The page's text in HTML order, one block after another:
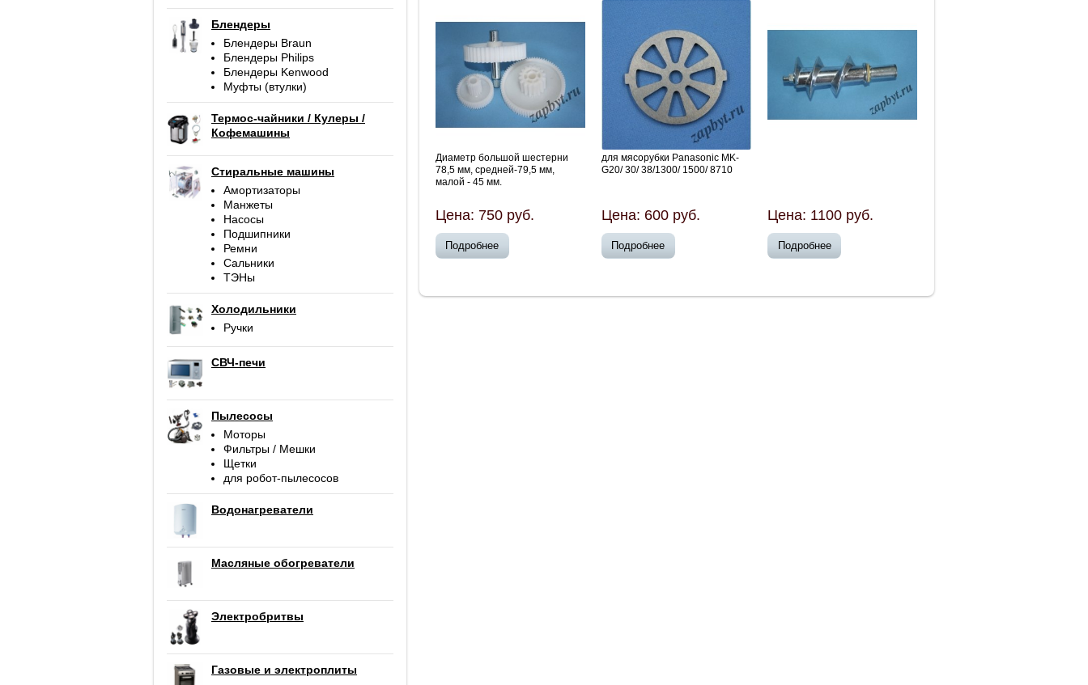
Блендеры
Блендеры Braun
Блендеры Philips
Блендеры Kenwood
Муфты (втулки)
Термос-чайники / Кулеры /
Кофемашины
Стиральные машины
Амортизаторы
Манжеты
Насосы
Подшипники
Ремни
Сальники
ТЭНы
Холодильники
Ручки
СВЧ-печи
Пылесосы
Моторы
Фильтры / Мешки
Щетки
для робот-пылесосов
Водонагреватели
Масляные обогреватели
Электробритвы
Газовые и электроплиты
Диаметр большой шестерни
78,5 мм, средней-79,5 мм,
малой - 45 мм.
Цена: 750 руб.
Подробнее
для мясорубки Panasonic MK-
G20/ 30/ 38/1300/ 1500/ 8710
Цена: 600 руб.
Подробнее
Цена: 1100 руб.
Подробнее